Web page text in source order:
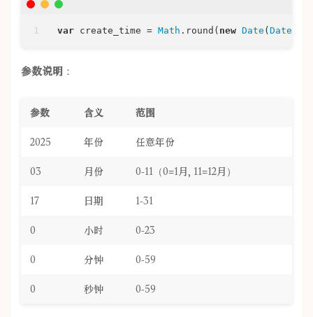
var create_time = Math .round( new Date (Date
参数说明 ：
参数 含义 范围
2025 年份 任意年份
03 月份 0-11（0=1月, 11=12月）
17 日期 1-31
0 小时 0-23
0 分钟 0-59
0 秒钟 0-59